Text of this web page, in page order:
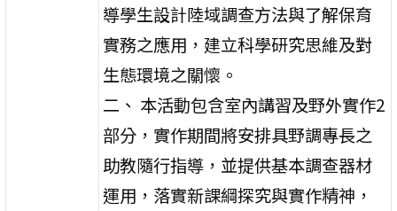
導學生設計陸域調查方法與了解保育
實務之應用，建立科學研究思維及對
生態環境之關懷。
二、 本活動包含室內講習及野外實作2
部分，實作期間將安排具野調專長之
助教隨行指導，並提供基本調查器材
運用，落實新課綱探究與實作精神，